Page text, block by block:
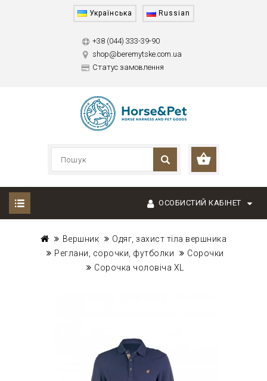
Українська Russian
+38 (044) 333-39-90
shop@beremytske.com.ua
Статус замовлення
ОСОБИСТИЙ КАБІНЕТ
Вершник
Одяг, захист тіла вершника
Реглани, сорочки, футболки
Сорочки
Сорочка чоловіча XL